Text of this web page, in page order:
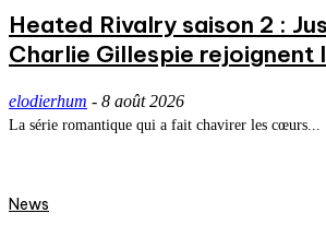
Heated Rivalry saison 2 :
Charlie Gillespie rejoignent
elodierhum - 8 août 2026
La série romantique qui a fait chavirer les cœurs...
News